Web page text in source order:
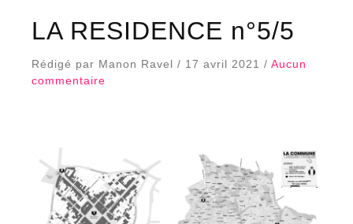
LA RESIDENCE n°5/5
Rédigé par Manon Ravel / 17 avril 2021 / Aucun
commentaire